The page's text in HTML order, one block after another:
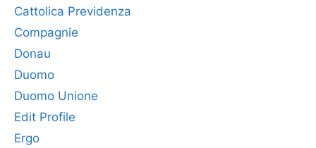
Cattolica Previdenza
Compagnie
Donau
Duomo
Duomo Unione
Edit Profile
Ergo